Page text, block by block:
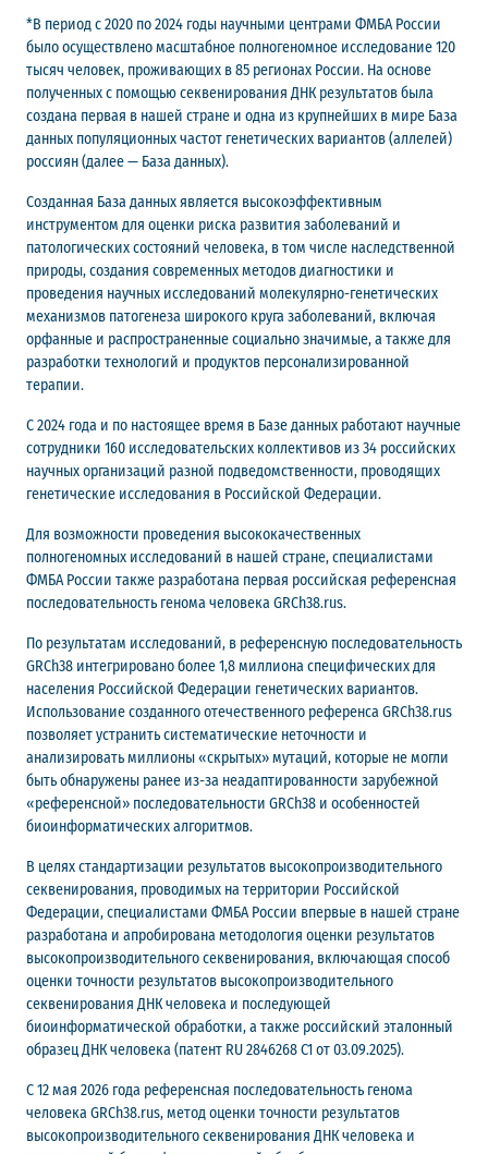
*В период с 2020 по 2024 годы научными центрами ФМБА России
было осуществлено масштабное полногеномное исследование 120
тысяч человек, проживающих в 85 регионах России. На основе
полученных с помощью секвенирования ДНК результатов была
создана первая в нашей стране и одна из крупнейших в мире База
данных популяционных частот генетических вариантов (аллелей)
россиян (далее — База данных).
Созданная База данных является высокоэффективным
инструментом для оценки риска развития заболеваний и
патологических состояний человека, в том числе наследственной
природы, создания современных методов диагностики и
проведения научных исследований молекулярно-генетических
механизмов патогенеза широкого круга заболеваний, включая
орфанные и распространенные социально значимые, а также для
разработки технологий и продуктов персонализированной
терапии.
С 2024 года и по настоящее время в Базе данных работают научные
сотрудники 160 исследовательских коллективов из 34 российских
научных организаций разной подведомственности, проводящих
генетические исследования в Российской Федерации.
Для возможности проведения высококачественных
полногеномных исследований в нашей стране, специалистами
ФМБА России также разработана первая российская референсная
последовательность генома человека GRCh38.rus.
По результатам исследований, в референсную последовательность
GRCh38 интегрировано более 1,8 миллиона специфических для
населения Российской Федерации генетических вариантов.
Использование созданного отечественного референса GRCh38.rus
позволяет устранить систематические неточности и
анализировать миллионы «скрытых» мутаций, которые не могли
быть обнаружены ранее из-за неадаптированности зарубежной
«референсной» последовательности GRCh38 и особенностей
биоинформатических алгоритмов.
В целях стандартизации результатов высокопроизводительного
секвенирования, проводимых на территории Российской
Федерации, специалистами ФМБА России впервые в нашей стране
разработана и апробирована методология оценки результатов
высокопроизводительного секвенирования, включающая способ
оценки точности результатов высокопроизводительного
секвенирования ДНК человека и последующей
биоинформатической обработки, а также российский эталонный
образец ДНК человека (патент RU 2846268 C1 от 03.09.2025).
С 12 мая 2026 года референсная последовательность генома
человека GRCh38.rus, метод оценки точности результатов
высокопроизводительного секвенирования ДНК человека и